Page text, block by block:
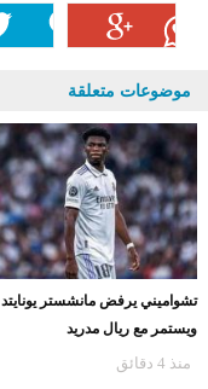
موضوعات متعلقة
تشواميني يرفض مانشستر يونايتد
ويستمر مع ريال مدريد
منذ 4 دقائق